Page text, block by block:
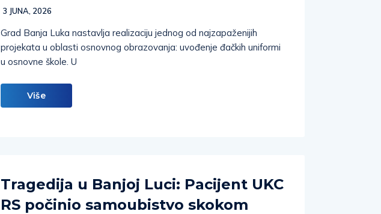
3 JUNA, 2026
Grad Banja Luka nastavlja realizaciju jednog od najzapaženijih
projekata u oblasti osnovnog obrazovanja: uvođenje đačkih uniformi
u osnovne škole. U
Više
Tragedija u Banjoj Luci: Pacijent UKC
RS počinio samoubistvo skokom